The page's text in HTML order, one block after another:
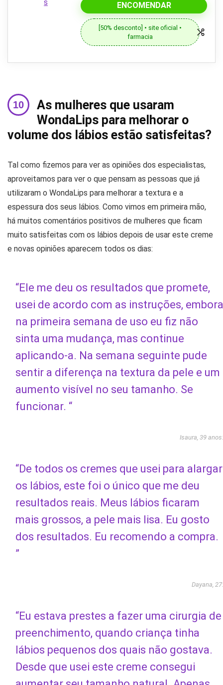
ENCOMENDAR
[50% desconto] • site oficial •
farmacia
As mulheres que usaram
WondaLips para melhorar o
volume dos lábios estão satisfeitas?
Tal como fizemos para ver as opiniões dos especialistas,
aproveitamos para ver o que pensam as pessoas que já
utilizaram o WondaLips para melhorar a textura e a
espessura dos seus lábios. Como vimos em primeira mão,
há muitos comentários positivos de mulheres que ficam
muito satisfeitas com os lábios depois de usar este creme
e novas opiniões aparecem todos os dias:
“Ele me deu os resultados que promete,
usei de acordo com as instruções, embora
na primeira semana de uso eu fiz não
sinta uma mudança, mas continue
aplicando-a. Na semana seguinte pude
sentir a diferença na textura da pele e um
aumento visível no seu tamanho. Se
funcionar. “
Isaura, 39 anos:
“De todos os cremes que usei para alargar
os lábios, este foi o único que me deu
resultados reais. Meus lábios ficaram
mais grossos, a pele mais lisa. Eu gosto
dos resultados. Eu recomendo a compra.
”
Dayana, 27:
“Eu estava prestes a fazer uma cirurgia de
preenchimento, quando criança tinha
lábios pequenos dos quais não gostava.
Desde que usei este creme consegui